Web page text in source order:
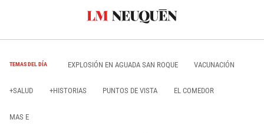
TEMAS DEL DÍA EXPLOSIÓN EN AGUADA SAN ROQUE VACUNACIÓN
+SALUD +HISTORIAS PUNTOS DE VISTA EL COMEDOR
MAS E